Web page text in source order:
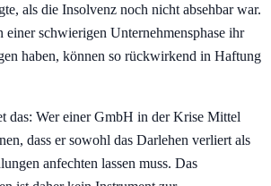
als die Insolvenz noch nicht absehbar war.
einer schwierigen Unternehmensphase ihr
haben, können so rückwirkend in Haftung
das: Wer einer GmbH in der Krise Mittel
dass er sowohl das Darlehen verliert als
anfechten lassen muss. Das